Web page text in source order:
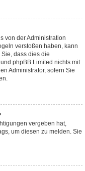
von der Administration
verstoßen haben, kann
dass dies die
phpBB Limited nichts mit
Administrator, sofern Sie
vergeben hat,
um diesen zu melden. Sie